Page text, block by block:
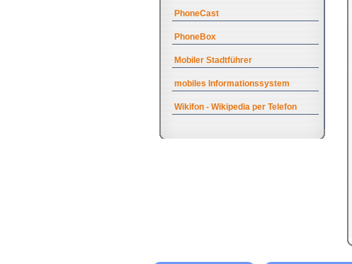
PhoneCast
PhoneBox
Mobiler Stadtführer
mobiles Informationssystem
Wikifon - Wikipedia per Telefon